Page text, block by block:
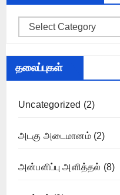
Categories
தலைப்புகள்
Uncategorized (2)
அடகு அடைமானம்(2)
அன்பளிப்பு அளித்தல் (8)